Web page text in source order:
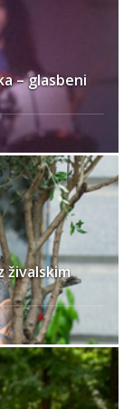
– glasbeni
živalskim